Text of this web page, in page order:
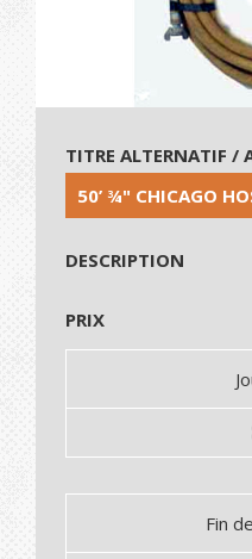
TITRE ALTERNATIF /
50’ ¾" CHICAGO
DESCRIPTION
PRIX
Fin